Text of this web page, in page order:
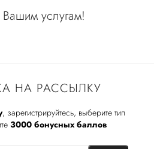
НА РАССЫЛКУ
, зарегистрируйтесь, выберите тип
3000 бонусных баллов
Вашим услугам!